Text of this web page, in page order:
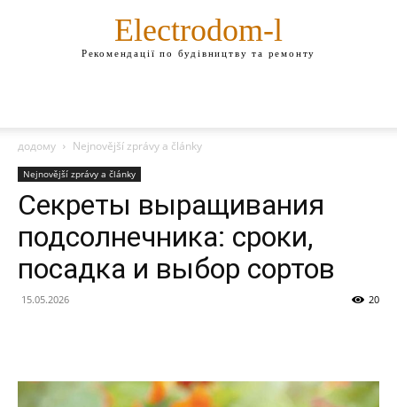
Electrodom-l
Рекомендації по будівництву та ремонту
додому Nejnovější zprávy a články
Nejnovější zprávy a články
Секреты выращивания
подсолнечника: сроки,
посадка и выбор сортов
15.05.2026 20